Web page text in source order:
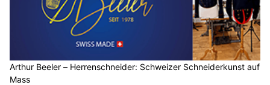
Arthur Beeler – Herrenschneider: Schweizer Schneiderkunst auf
Mass